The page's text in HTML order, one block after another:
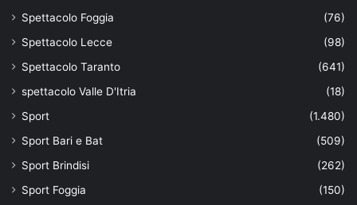
Spettacolo Foggia
(76)
Spettacolo Lecce
(98)
Spettacolo Taranto
(641)
spettacolo Valle D'Itria
(18)
Sport
(1.480)
Sport Bari e Bat
(509)
Sport Brindisi
(262)
Sport Foggia
(150)